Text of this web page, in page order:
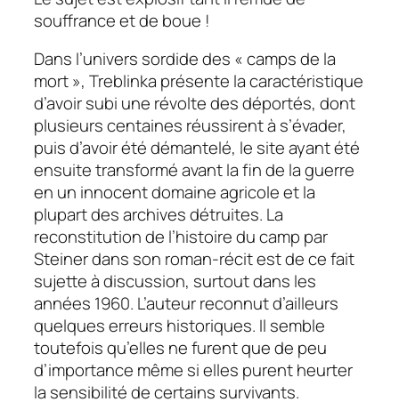
souffrance et de boue !
Dans l’univers sordide des « camps de la
mort », Treblinka présente la caractéristique
d’avoir subi une révolte des déportés, dont
plusieurs centaines réussirent à s’évader,
puis d’avoir été démantelé, le site ayant été
ensuite transformé avant la fin de la guerre
en un innocent domaine agricole et la
plupart des archives détruites. La
reconstitution de l’histoire du camp par
Steiner dans son roman-récit est de ce fait
sujette à discussion, surtout dans les
années 1960. L’auteur reconnut d’ailleurs
quelques erreurs historiques. Il semble
toutefois qu’elles ne furent que de peu
d’importance même si elles purent heurter
la sensibilité de certains survivants.